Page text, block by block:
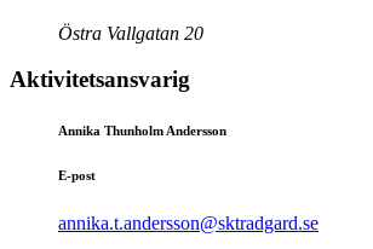
Östra Vallgatan 20
Aktivitetsansvarig
Annika Thunholm Andersson
E-post
annika.t.andersson@sktradgard.se